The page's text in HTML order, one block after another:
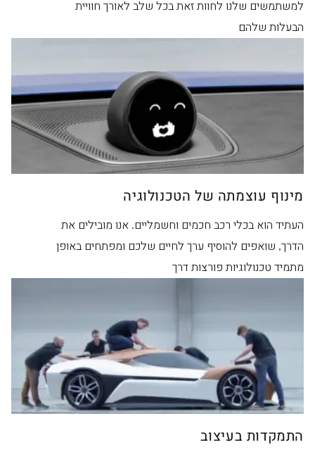
למשתמשים שלנו לחוות זאת בכל שלב לאורך חוויית
הבעלות שלהם
מינוף עוצמתה של הטכנולוגיה
העתיד הוא בכלי רכב חכמים וחשמליים. אנו מובילים את
הדרך, שואפים להוסיף ערך לחיים שלכם ומפתחים באופן
מתמיד טכנולוגיות פורצות דרך
התמקדות בעיצוב